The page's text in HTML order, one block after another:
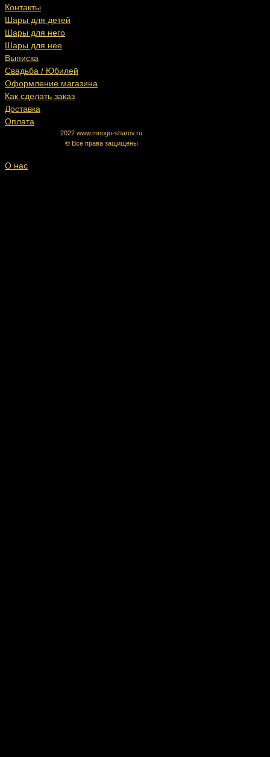
Контакты
Шары для детей
Шары для него
Шары для нее
Выписка
Свадьба / Юбилей
Оформление магазина
Как сделать заказ
Доставка
Оплата
2022 www.mnogo-sharov.ru
© Все права защищены
О нас